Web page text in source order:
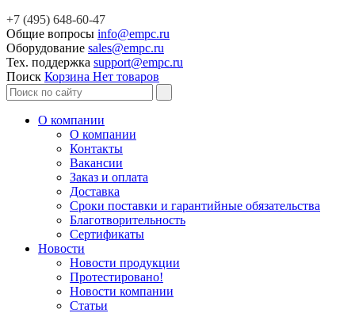
+7 (495) 648-60-47
Общие вопросы info@empc.ru
Оборудование sales@empc.ru
Тех. поддержка support@empc.ru
Поиск Корзина Нет товаров
О компании
О компании
Контакты
Вакансии
Заказ и оплата
Доставка
Сроки поставки и гарантийные обязательства
Благотворительность
Сертификаты
Новости
Новости продукции
Протестировано!
Новости компании
Статьи